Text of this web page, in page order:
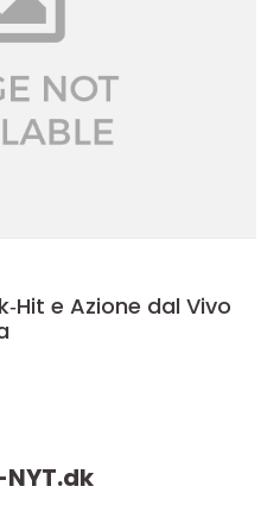
e Azione dal Vivo
NYT.dk